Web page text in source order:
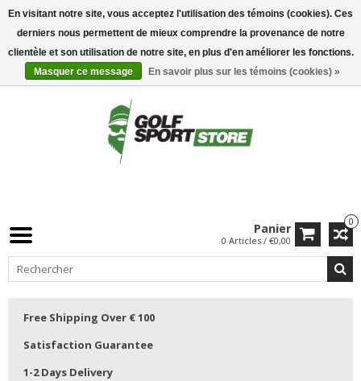
0
Panier
0 Articles / €0,00
Free Shipping Over € 100
Satisfaction Guarantee
1-2 Days Delivery
En visitant notre site, vous acceptez l'utilisation des témoins (cookies). Ces
derniers nous permettent de mieux comprendre la provenance de notre
clientèle et son utilisation de notre site, en plus d'en améliorer les fonctions.
Masquer ce message
En savoir plus sur les témoins (cookies) »